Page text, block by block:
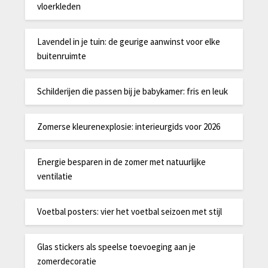
vloerkleden
Lavendel in je tuin: de geurige aanwinst voor elke
buitenruimte
Schilderijen die passen bij je babykamer: fris en leuk
Zomerse kleurenexplosie: interieurgids voor 2026
Energie besparen in de zomer met natuurlijke
ventilatie
Voetbal posters: vier het voetbal seizoen met stijl
Glas stickers als speelse toevoeging aan je
zomerdecoratie